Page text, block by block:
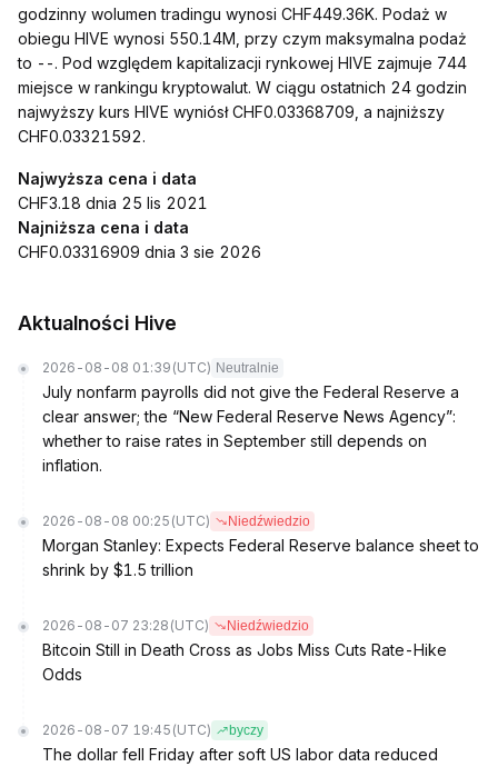
godzinny wolumen tradingu wynosi CHF449.36K. Podaż w
obiegu HIVE wynosi 550.14M, przy czym maksymalna podaż
to --. Pod względem kapitalizacji rynkowej HIVE zajmuje 744
miejsce w rankingu kryptowalut. W ciągu ostatnich 24 godzin
najwyższy kurs HIVE wyniósł CHF0.03368709, a najniższy
CHF0.03321592.
Najwyższa cena i data
CHF3.18 dnia 25 lis 2021
Najniższa cena i data
CHF0.03316909 dnia 3 sie 2026
Aktualności Hive
2026-08-08 01:39 (UTC) Neutralnie
July nonfarm payrolls did not give the Federal Reserve a
clear answer; the “New Federal Reserve News Agency”:
whether to raise rates in September still depends on
inflation.
2026-08-08 00:25 (UTC) Niedźwiedzio
Morgan Stanley: Expects Federal Reserve balance sheet to
shrink by $1.5 trillion
2026-08-07 23:28 (UTC) Niedźwiedzio
Bitcoin Still in Death Cross as Jobs Miss Cuts Rate-Hike
Odds
2026-08-07 19:45 (UTC) byczy
The dollar fell Friday after soft US labor data reduced